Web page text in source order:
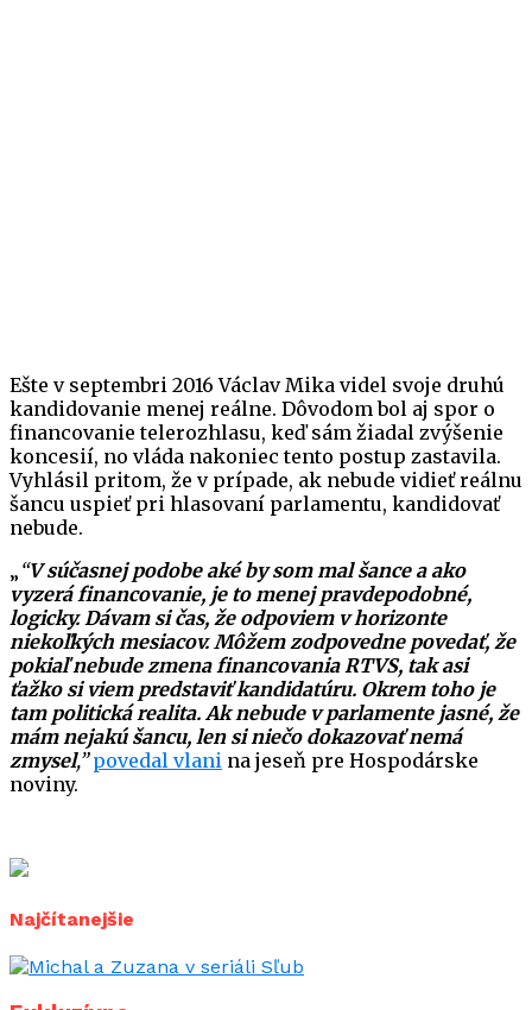
Ešte v septembri 2016 Václav Mika videl svoje druhú
kandidovanie menej reálne. Dôvodom bol aj spor o
financovanie telerozhlasu, keď sám žiadal zvýšenie
koncesií, no vláda nakoniec tento postup zastavila.
Vyhlásil pritom, že v prípade, ak nebude vidieť reálnu
šancu uspieť pri hlasovaní parlamentu, kandidovať
nebude.
„ “V súčasnej podobe aké by som mal šance a ako
vyzerá financovanie, je to menej pravdepodobné,
logicky. Dávam si čas, že odpoviem v horizonte
niekoľkých mesiacov. Môžem zodpovedne povedať, že
pokiaľ nebude zmena financovania RTVS, tak asi
ťažko si viem predstaviť kandidatúru. Okrem toho je
tam politická realita. Ak nebude v parlamente jasné, že
mám nejakú šancu, len si niečo dokazovať nemá
zmysel,” povedal vlani na jeseň pre Hospodárske
noviny.
Najčítanejšie